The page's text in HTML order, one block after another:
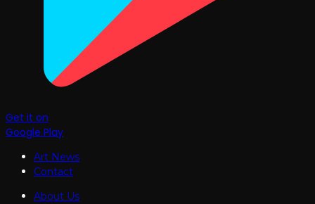
Get it on
Google Play
Art News
Contact
About Us